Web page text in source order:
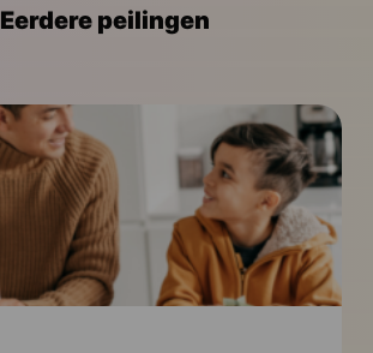
Eerdere peilingen